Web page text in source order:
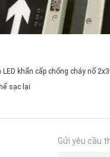
LED khẩn cấp chống cháy nổ
sạc lại
Gửi yêu cầu